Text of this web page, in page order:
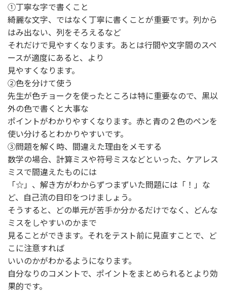
①丁寧な字で書くこと
綺麗な文字、ではなく丁寧に書くことが重要です。列から
はみ出ない、列をそろえるなど
それだけで見やすくなります。あとは行間や文字間のスペ
ースが適度にあると、より
見やすくなります。
②色を分けて使う
先生が色チョークを使ったところは特に重要なので、黒以
外の色で書くと大事な
ポイントがわかりやすくなります。赤と青の２色のペンを
使い分けるとわかりやすいです。
③問題を解く時、間違えた理由をメモする
数学の場合、計算ミスや符号ミスなどといった、ケアレス
ミスで間違えたものには
「☆」、解き方がわからずつまずいた問題には「！」な
ど、自己流の目印をつけましょう。
そうすると、どの単元が苦手か分かるだけでなく、どんな
ミスをしやすいのかまで
見ることができます。それをテスト前に見直すことで、ど
こに注意すれば
いいのかがわかるようになります。
自分なりのコメントで、ポイントをまとめられるとより効
果的です。